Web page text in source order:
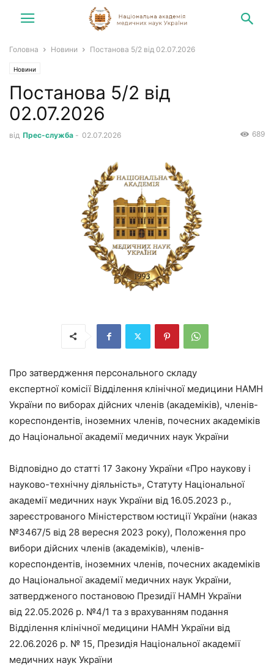
Головна Новини Постанова 5/2 від 02.07.2026
Новини
Постанова 5/2 від
02.07.2026
від Прес-служба - 02.07.2026 689
Про затвердження персонального складу
експертної комісії Відділення клінічної медицини НАМН
України по виборах дійсних членів (академіків), членів-
кореспондентів, іноземних членів, почесних академіків
до Національної академії медичних наук України
Відповідно до статті 17 Закону України «Про наукову і
науково-технічну діяльність», Статуту Національної
академії медичних наук України від 16.05.2023 р.,
зареєстрованого Міністерством юстиції України (наказ
№3467/5 від 28 вересня 2023 року), Положення про
вибори дійсних членів (академіків), членів-
кореспондентів, іноземних членів, почесних академіків
до Національної академії медичних наук України,
затвердженого постановою Президії НАМН України
від 22.05.2026 р. №4/1 та з врахуванням подання
Відділення клінічної медицини НАМН України від
22.06.2026 р. № 15, Президія Національної академії
медичних наук України